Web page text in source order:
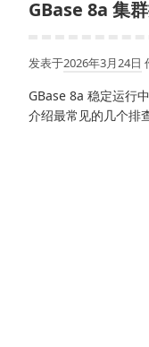
GBase 8a 集
发表于2026年3月24日
GBase 8a 稳定运行
介绍最常见的几个排